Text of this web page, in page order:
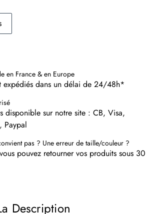
en France & en Europe
expédiés dans un délai de 24/48h*
disponible sur notre site : CB, Visa,
Paypal
pas ? Une erreur de taille/couleur ?
pouvez retourner vos produits sous 30
Description